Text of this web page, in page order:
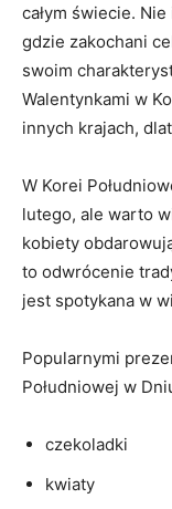
całym świecie.
gdzie zakochani
swoim
Walentynkami w
innych krajach,
W​ Korei
lutego, ale ​warto
kobiety‍
to odwrócenie
jest⁣ spotykana w
Popularnymi
Południowej w
czekoladki
kwiaty